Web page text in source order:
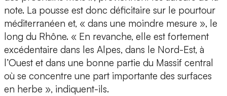
note. La pousse est donc déficitaire sur le pourtour
méditerranéen et, « dans une moindre mesure », le
long du Rhône. « En revanche, elle est fortement
excédentaire dans les Alpes, dans le Nord-Est, à
l’Ouest et dans une bonne partie du Massif central
où se concentre une part importante des surfaces
en herbe », indiquent-ils.